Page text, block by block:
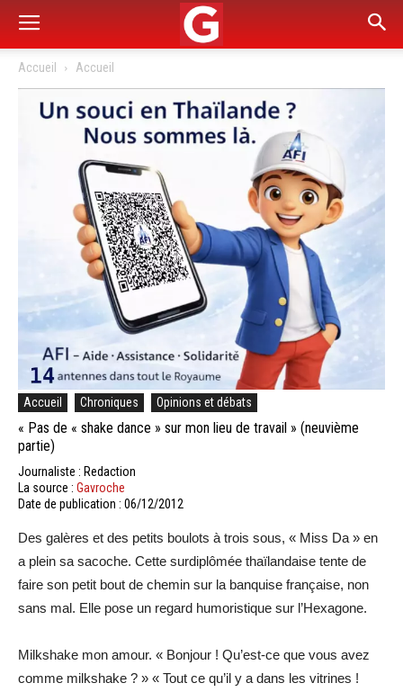
Accueil Accueil
Accueil Chroniques Opinions et débats
« Pas de « shake dance » sur mon lieu de travail » (neuvième
partie)
Journaliste : Redaction
La source : Gavroche
Date de publication : 06/12/2012
Des galères et des petits boulots à trois sous, « Miss Da » en
a plein sa sacoche. Cette surdiplômée thaïlandaise tente de
faire son petit bout de chemin sur la banquise française, non
sans mal. Elle pose un regard humoristique sur l’Hexagone.
Milkshake mon amour. « Bonjour ! Qu’est-ce que vous avez
comme milkshake ? » « Tout ce qu’il y a dans les vitrines !